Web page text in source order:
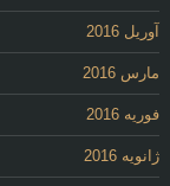
آوریل 2016
مارس 2016
فوریه 2016
ژانویه 2016